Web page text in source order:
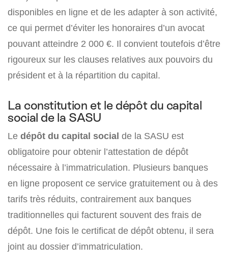
disponibles en ligne et de les adapter à son activité,
ce qui permet d’éviter les honoraires d’un avocat
pouvant atteindre 2 000 €. Il convient toutefois d’être
rigoureux sur les clauses relatives aux pouvoirs du
président et à la répartition du capital.
La constitution et le dépôt du capital
social de la SASU
Le dépôt du capital social de la SASU est
obligatoire pour obtenir l’attestation de dépôt
nécessaire à l’immatriculation. Plusieurs banques
en ligne proposent ce service gratuitement ou à des
tarifs très réduits, contrairement aux banques
traditionnelles qui facturent souvent des frais de
dépôt. Une fois le certificat de dépôt obtenu, il sera
joint au dossier d’immatriculation.